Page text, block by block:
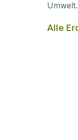
Umwelt.
Alle